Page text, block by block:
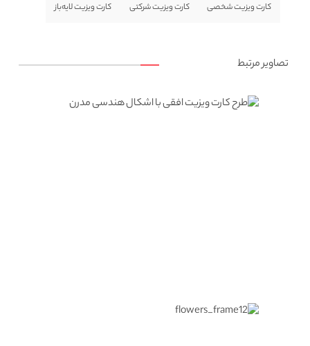
کارت ویزیت شخصی کارت ویزیت شرکتی کارت ویزیت لایه‌باز
تصاویر مرتبط